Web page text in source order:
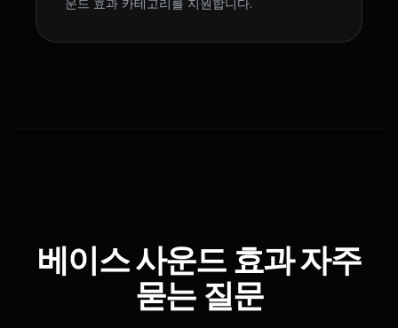
운드 효과 카테고리를 지원합니다.
베이스 사운드 효과 자주
묻는 질문